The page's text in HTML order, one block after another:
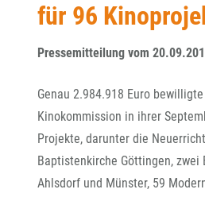
für 96
Pressemitteilung vom
Genau 2.984.918 Euro bewilligte
Kinokommission in ihrer
Projekte, darunter die
Baptistenkirche Göttingen, zwei
Ahlsdorf und Münster, 59